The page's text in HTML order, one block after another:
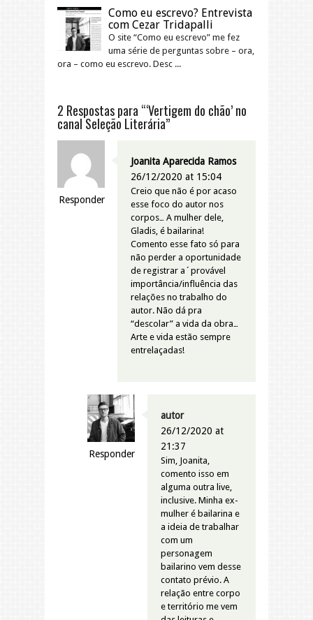
Como eu escrevo? Entrevista
com Cezar Tridapalli
O site “Como eu escrevo” me fez
uma série de perguntas sobre – ora,
ora – como eu escrevo. Desc ...
2 Respostas para “‘Vertigem do chão’ no
canal Seleção Literária”
Responder
Joanita Aparecida Ramos
26/12/2020 at 15:04
Creio que não é por acaso
esse foco do autor nos
corpos… A mulher dele,
Gladis, é bailarina!
Comento esse fato só para
não perder a oportunidade
de registrar a´provável
importância/influência das
relações no trabalho do
autor. Não dá pra
“descolar” a vida da obra…
Arte e vida estão sempre
entrelaçadas!
Responder
autor
26/12/2020 at
21:37
Sim, Joanita,
comento isso em
alguma outra live,
inclusive. Minha ex-
mulher é bailarina e
a ideia de trabalhar
com um
personagem
bailarino vem desse
contato prévio. A
relação entre corpo
e território me vem